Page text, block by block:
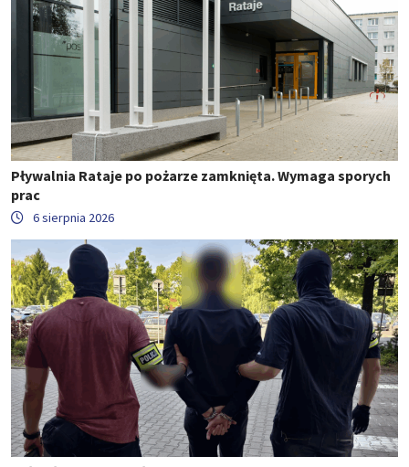
Pływalnia Rataje po pożarze zamknięta. Wymaga sporych
prac
6 sierpnia 2026